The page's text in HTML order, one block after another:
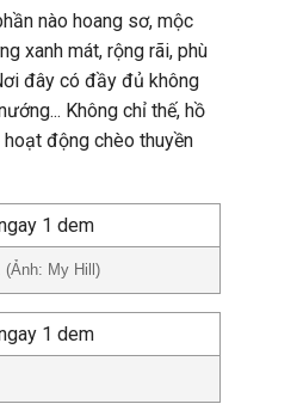
nào hoang sơ, mộc
xanh mát, rộng rãi, phù
đây có đầy đủ không
Không chỉ thế, hồ
động chèo thuyền
(Ảnh: My Hill)